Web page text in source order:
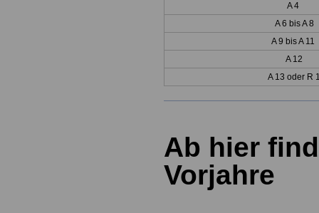
A 4
A 6 bis A 8
A 9 bis A 11
A 12
A 13 oder R
Ab hier
Vorjahre